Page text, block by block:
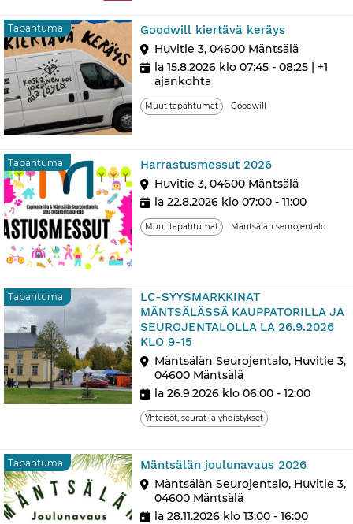
Tapahtuma Goodwill kiertävä keräys
Huvitie 3, 04600 Mäntsälä
la 15.8.2026 klo 07:45 - 08:25 | +1
ajankohta
Muut tapahtumat Goodwill
Tapahtuma Harrastusmessut 2026Tapahtuma
Huvitie 3, 04600 Mäntsälä
la 22.8.2026 klo 07:00 - 11:00
Muut tapahtumat Mäntsälän seurojentalo
Tapahtuma
LC-SYYSMARKKINAT
MÄNTSÄLÄSSÄ KAUPPATORILLA JA
SEUROJENTALOLLA LA 26.9.2026
KLO 9-15
Mäntsälän Seurojentalo, Huvitie 3,
04600 Mäntsälä
la 26.9.2026 klo 06:00 - 12:00
Yhteisöt, seurat ja yhdistykset
Tapahtuma Mäntsälän joulunavaus 2026
Mäntsälän Seurojentalo, Huvitie 3,
04600 Mäntsälä
la 28.11.2026 klo 13:00 - 16:00